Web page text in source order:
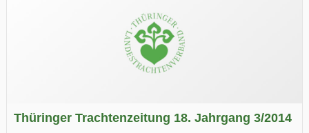
Thüringer Trachtenzeitung 18. Jahrgang 3/2014